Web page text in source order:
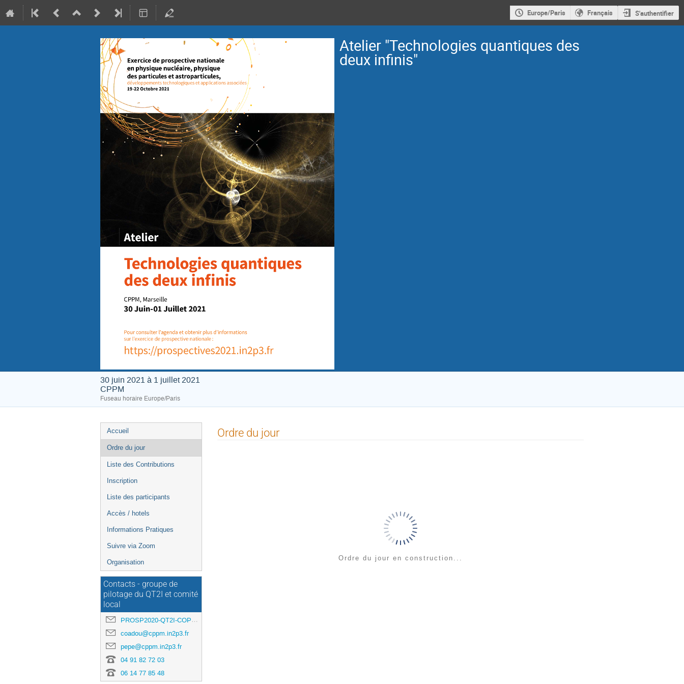
Europe/Paris Français S'authentifier
Atelier "Technologies quantiques des
deux infinis"
30 juin 2021 à 1 juillet 2021
CPPM
Fuseau horaire Europe/Paris
Menu
de
l'événement
Accueil
Ordre du jour
Liste des Contributions
Inscription
Liste des participants
Accès / hotels
Informations Pratiques
Suivre via Zoom
Organisation
Contacts - groupe de
pilotage du QT2I et comité
local
PROSP2020-QT2I-COPIL-L@IN2P3.FR
coadou@cppm.in2p3.fr
pepe@cppm.in2p3.fr
04 91 82 72 03
06 14 77 85 48
Ordre du jour
Ordre du jour en construction...